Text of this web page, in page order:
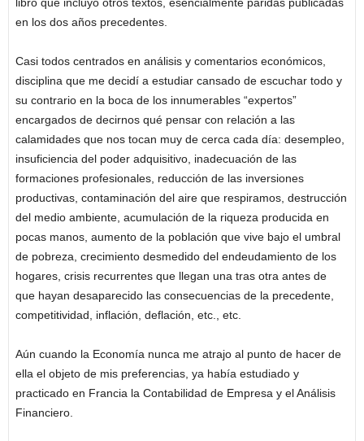
en los dos años precedentes.
Casi todos centrados en análisis y comentarios económicos,
disciplina que me decidí a estudiar cansado de escuchar todo y
su contrario en la boca de los innumerables “expertos”
encargados de decirnos qué pensar con relación a las
calamidades que nos tocan muy de cerca cada día: desempleo,
insuficiencia del poder adquisitivo, inadecuación de las
formaciones profesionales, reducción de las inversiones
productivas, contaminación del aire que respiramos, destrucción
del medio ambiente, acumulación de la riqueza producida en
pocas manos, aumento de la población que vive bajo el umbral
de pobreza, crecimiento desmedido del endeudamiento de los
hogares, crisis recurrentes que llegan una tras otra antes de
que hayan desaparecido las consecuencias de la precedente,
competitividad, inflación, deflación, etc., etc.
Aún cuando la Economía nunca me atrajo al punto de hacer de
ella el objeto de mis preferencias, ya había estudiado y
practicado en Francia la Contabilidad de Empresa y el Análisis
Financiero.